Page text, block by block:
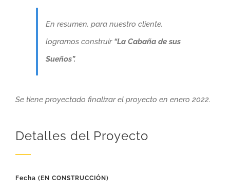
En resumen, para nuestro cliente,
logramos construir “La Cabaña de sus
Sueños”.
Se tiene proyectado finalizar el proyecto en enero 2022.
Detalles del Proyecto
Fecha (EN CONSTRUCCIÓN)